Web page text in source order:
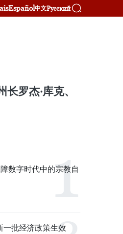
Español中文Русский
罗杰·库克、
数字时代中的宗教自
批经济政策生效